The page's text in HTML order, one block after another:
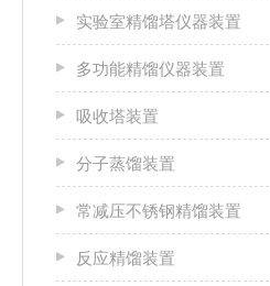
实验室精馏塔仪器装置
多功能精馏仪器装置
吸收塔装置
分子蒸馏装置
常减压不锈钢精馏装置
反应精馏装置